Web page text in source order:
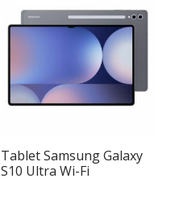
Tablet Samsung Galaxy
S10 Ultra Wi-Fi